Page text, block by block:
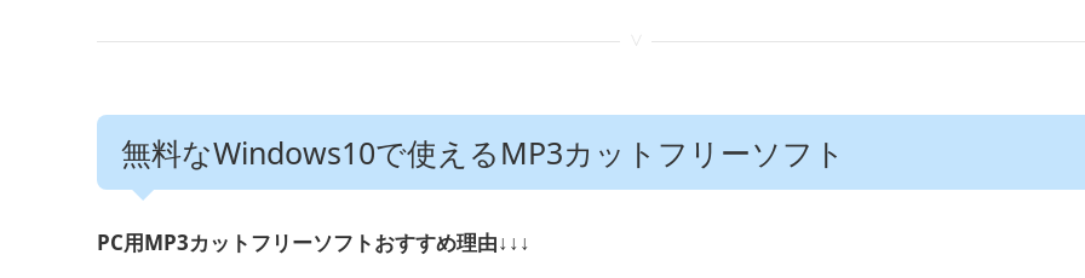
無料なWindows10で使えるMP3カットフリーソフト
PC用MP3カットフリーソフトおすすめ理由↓↓↓